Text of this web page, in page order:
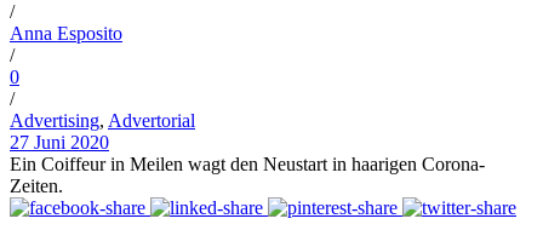
/
Anna Esposito
/
0
/
Advertising, Advertorial
27 Juni 2020
Ein Coiffeur in Meilen wagt den Neustart in haarigen Corona-
Zeiten.